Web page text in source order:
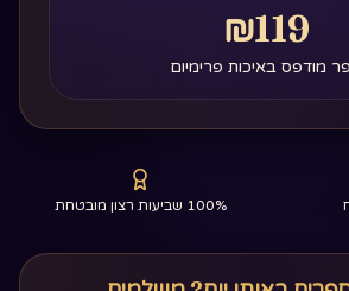
₪119
מודפס באיכות פרימיום
100% שביעות רצון מובטחת